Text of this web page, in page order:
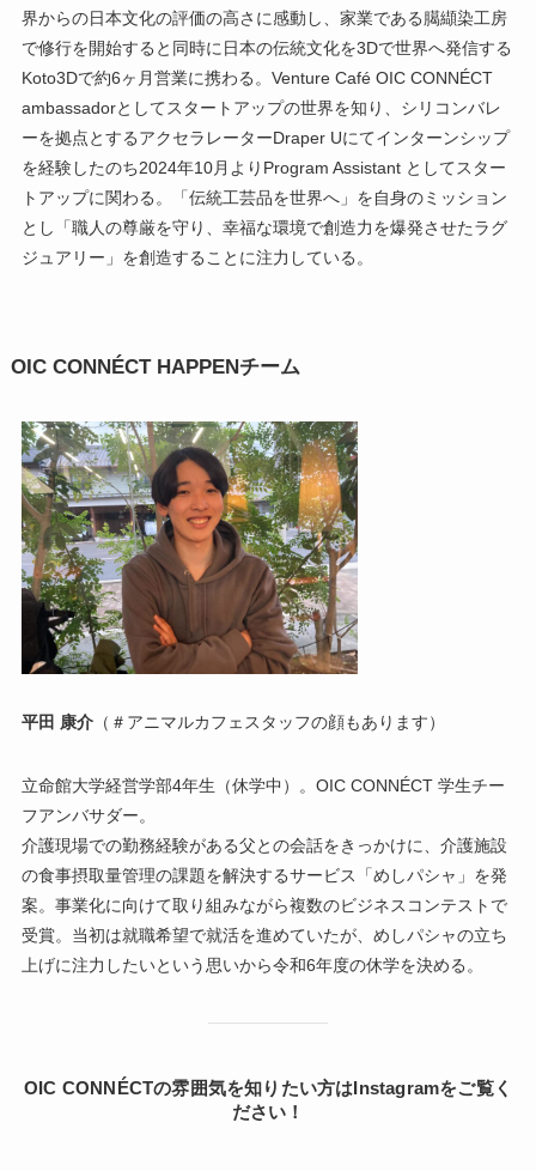
界からの日本文化の評価の高さに感動し、家業である臈纈染工房
で修行を開始すると同時に日本の伝統文化を3Dで世界へ発信する
Koto3Dで約6ヶ月営業に携わる。Venture Café OIC CONNÉCT
ambassadorとしてスタートアップの世界を知り、シリコンバレ
ーを拠点とするアクセラレーターDraper Uにてインターンシップ
を経験したのち2024年10月よりProgram Assistant としてスター
トアップに関わる。「伝統工芸品を世界へ」を自身のミッション
とし「職人の尊厳を守り、幸福な環境で創造力を爆発させたラグ
ジュアリー」を創造することに注力している。
OIC CONNÉCT HAPPENチーム
平田 康介（＃アニマルカフェスタッフの顔もあります）
立命館大学経営学部4年生（休学中）。OIC CONNÉCT 学生チー
フアンバサダー。
介護現場での勤務経験がある父との会話をきっかけに、介護施設
の食事摂取量管理の課題を解決するサービス「めしパシャ」を発
案。事業化に向けて取り組みながら複数のビジネスコンテストで
受賞。当初は就職希望で就活を進めていたが、めしパシャの立ち
上げに注力したいという思いから令和6年度の休学を決める。
OIC CONNÉCTの雰囲気を知りたい方はInstagramをご覧く
ださい！